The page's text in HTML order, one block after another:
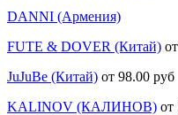
DANNI (Армения)
FUTE & DOVER (Китай)
JuJuBe (Китай) от 98.00 руб
KALINOV (КАЛИНОВ) от